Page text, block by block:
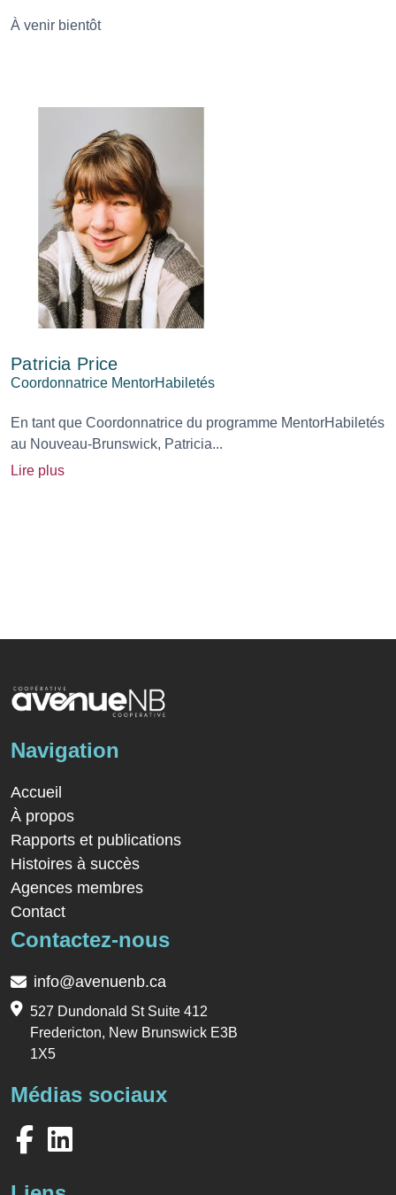
À venir bientôt
Patricia Price
Coordonnatrice MentorHabiletés
En tant que Coordonnatrice du programme MentorHabiletés
au Nouveau-Brunswick, Patricia...
Lire plus
Navigation
Accueil
À propos
Rapports et publications
Histoires à succès
Agences membres
Contact
Contactez-nous
info@avenuenb.ca
527 Dundonald St Suite 412
Fredericton, New Brunswick E3B
1X5
Médias sociaux